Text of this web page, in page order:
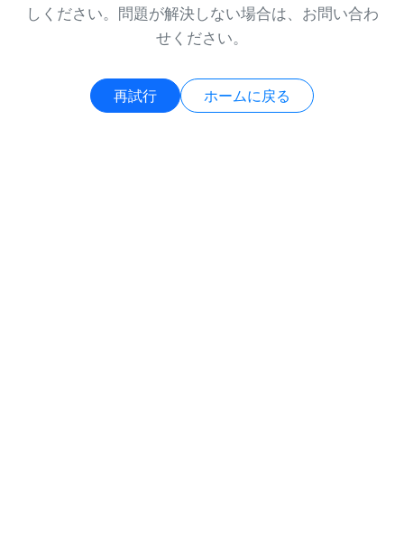
しください。問題が解決しない場合は、お問い合わ
せください。
再試行 ホームに戻る